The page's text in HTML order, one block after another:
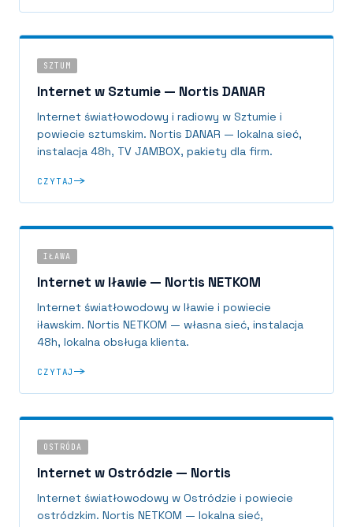
SZTUM
Internet w Sztumie — Nortis DANAR
Internet światłowodowy i radiowy w Sztumie i
powiecie sztumskim. Nortis DANAR — lokalna sieć,
instalacja 48h, TV JAMBOX, pakiety dla firm.
CZYTAJ
IŁAWA
Internet w Iławie — Nortis NETKOM
Internet światłowodowy w Iławie i powiecie
iławskim. Nortis NETKOM — własna sieć, instalacja
48h, lokalna obsługa klienta.
CZYTAJ
OSTRÓDA
Internet w Ostródzie — Nortis
Internet światłowodowy w Ostródzie i powiecie
ostródzkim. Nortis NETKOM — lokalna sieć,